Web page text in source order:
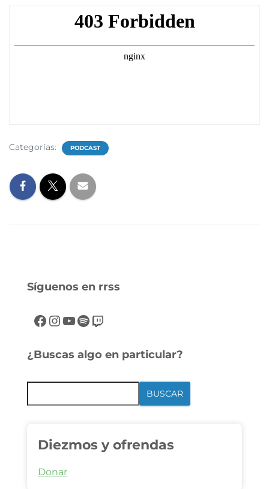
Categorías: PODCAST
Síguenos en rrss
¿Buscas algo en particular?
BUSCAR
Diezmos y ofrendas
Donar